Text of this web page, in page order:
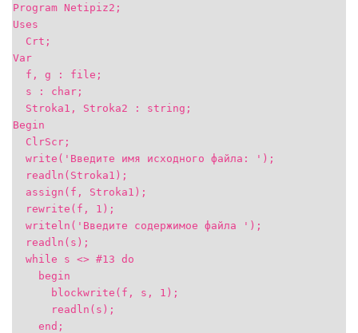
Program Netipiz2;
Uses
Crt;
Var
f, g : file;
s : char;
Stroka1, Stroka2 : string;
Begin
ClrScr;
write('Введите имя исходного файла: ');
readln(Stroka1);
assign(f, Stroka1);
rewrite(f, 1);
writeln('Введите содержимое файла ');
readln(s);
while s <> #13 do
begin
blockwrite(f, s, 1);
readln(s);
end;